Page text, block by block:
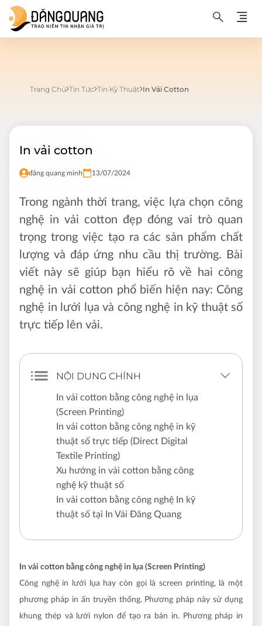
Trang Chủ Tin Tức Tin Kỹ Thuật In Vải Cotton
In vải cotton
đăng quang minh 13/07/2024
Trong ngành thời trang, việc lựa chọn công
nghệ in vải cotton đẹp đóng vai trò quan
trọng trong việc tạo ra các sản phẩm chất
lượng và đáp ứng nhu cầu thị trường. Bài
viết này sẽ giúp bạn hiểu rõ về hai công
nghệ in vải cotton phổ biến hiện nay: Công
nghệ in lưới lụa và công nghệ in kỹ thuật số
trực tiếp lên vải.
NỘI DUNG CHÍNH
In vải cotton bằng công nghệ in lụa
(Screen Printing)
In vải cotton bằng công nghệ in kỹ
thuật số trực tiếp (Direct Digital
Textile Printing)
Xu hướng in vải cotton bằng công
nghệ kỹ thuật số
In vải cotton bằng công nghệ In kỹ
thuật số tại In Vải Đăng Quang
In vải cotton bằng công nghệ in lụa (Screen Printing)
Công nghệ in lưới lụa hay còn gọi là screen printing, là một
phương pháp in ấn truyền thống. Phương pháp này sử dụng
khung thép và lưới nylon để tạo ra bản in. Phương pháp in